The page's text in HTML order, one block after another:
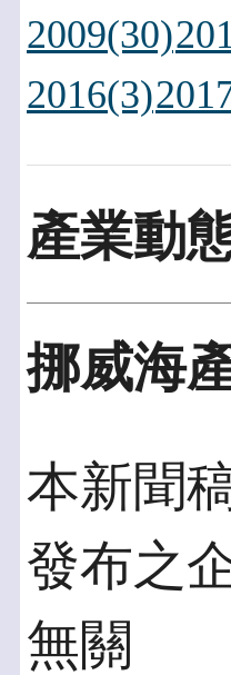
2009(30)
2016(3)
產業動
挪威海
本新聞
發布之
無關